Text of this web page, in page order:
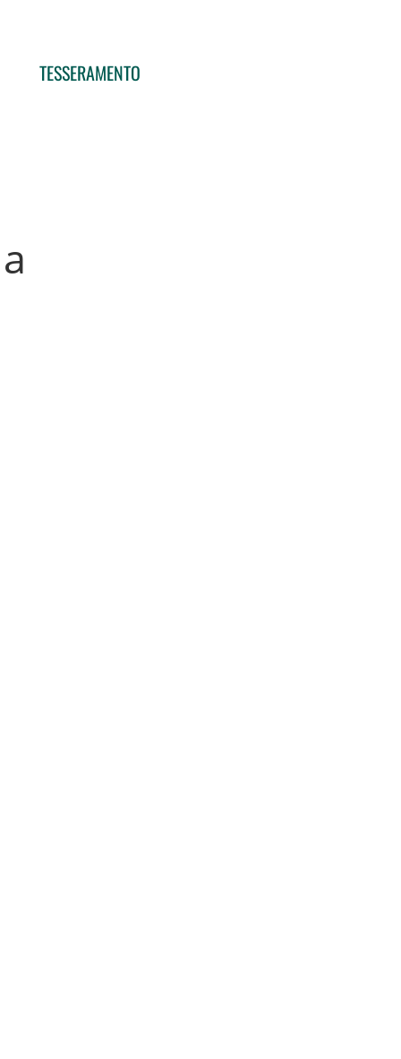
TESSERAMENTO